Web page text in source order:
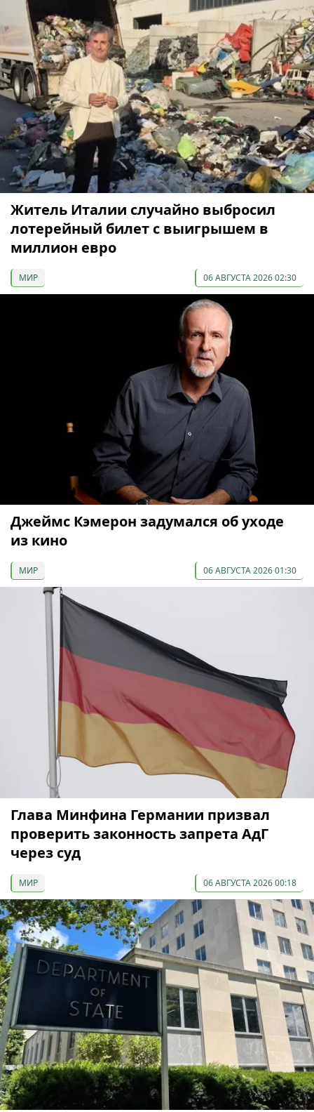
Житель Италии случайно выбросил
лотерейный билет с выигрышем в
миллион евро
МИР 06 АВГУСТА 2026 02:30
Джеймс Кэмерон задумался об уходе
из кино
МИР 06 АВГУСТА 2026 01:30
Глава Минфина Германии призвал
проверить законность запрета АдГ
через суд
МИР 06 АВГУСТА 2026 00:18